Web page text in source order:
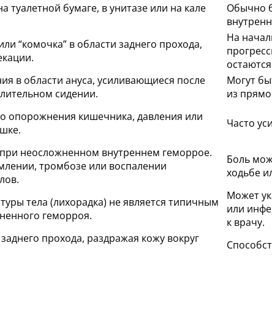
туалетной бумаге, в унитазе или на кале
Обычно
“комочка” в области заднего прохода,
На
в области ануса, усиливающиеся после
сидении.
Могут
из
опорожнения кишечника, давления или
Часто
неосложненном внутреннем геморрое.
тромбозе или воспалении
Боль
ходьбе
тела (лихорадка) не является типичным
геморроя.
Может
или
к врачу.
прохода, раздражая кожу вокруг